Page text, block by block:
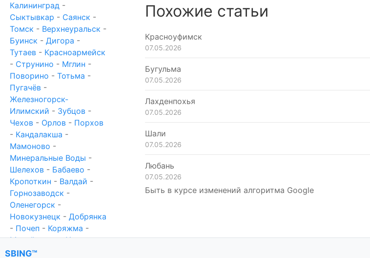
Калининград -
Сыктывкар - Саянск -
Томск - Верхнеуральск -
Буинск - Дигора -
Тутаев - Красноармейск
- Струнино - Мглин -
Поворино - Тотьма -
Пугачёв -
Железногорск-
Илимский - Зубцов -
Чехов - Орлов - Порхов
- Кандалакша -
Мамоново -
Минеральные Воды -
Шелехов - Бабаево -
Кропоткин - Валдай -
Горнозаводск -
Оленегорск -
Новокузнецк - Добрянка
- Почеп - Коряжма -
Михайловка-Ханты-
Мансийск
Похожие статьи
Красноуфимск
07.05.2026
Бугульма
07.05.2026
Лахденпохья
07.05.2026
Шали
07.05.2026
Любань
07.05.2026
Быть в курсе изменений алгоритма Google
SBING™